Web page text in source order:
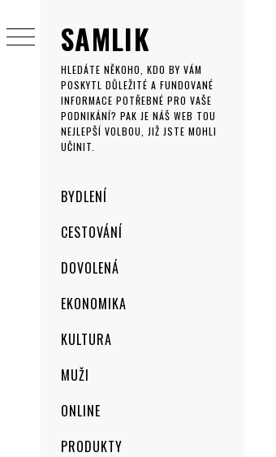
SAMLIK
HLEDÁTE NĚKOHO, KDO BY VÁM
POSKYTL DŮLEŽITÉ A FUNDOVANÉ
INFORMACE POTŘEBNÉ PRO VAŠE
PODNIKÁNÍ? PAK JE NÁŠ WEB TOU
NEJLEPŠÍ VOLBOU, JIŽ JSTE MOHLI
UČINIT.
MenuBYDLENÍ
CESTOVÁNÍ
DOVOLENÁ
EKONOMIKA
KULTURA
MUŽI
ONLINE
PRODUKTY
to
content